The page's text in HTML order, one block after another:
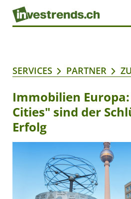
SERVICES PARTNER
Immobilien
Cities" sind der
Erfolg